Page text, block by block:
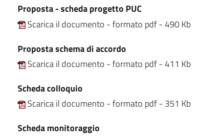
Proposta - scheda progetto PUC
Scarica il documento - formato pdf - 490 Kb
Proposta schema di accordo
Scarica il documento - formato pdf - 411 Kb
Scheda colloquio
Scarica il documento - formato pdf - 351 Kb
Scheda monitoraggio